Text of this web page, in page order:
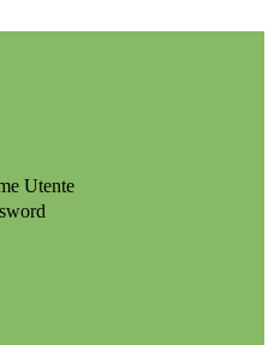
Utente